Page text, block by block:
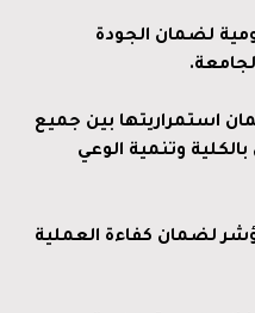
لضمان الجودة
استمراريتها بين جميع
وتنمية الوعي
لضمان كفاءة العملية